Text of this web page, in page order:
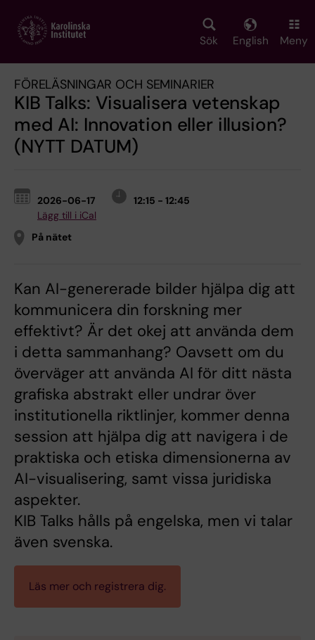
main
Sök English Meny
FÖRELÄSNINGAR OCH SEMINARIER
KIB Talks: Visualisera vetenskap
med AI: Innovation eller illusion?
(NYTT DATUM)
2026-06-17
12:15 - 12:45
Lägg till i iCal
På nätet
Kan AI-genererade bilder hjälpa dig att
kommunicera din forskning mer
effektivt? Är det okej att använda dem
i detta sammanhang? Oavsett om du
överväger att använda AI för ditt nästa
grafiska abstrakt eller undrar över
institutionella riktlinjer, kommer denna
session att hjälpa dig att navigera i de
praktiska och etiska dimensionerna av
AI-visualisering, samt vissa juridiska
aspekter.
KIB Talks hålls på engelska, men vi talar
även svenska.
Läs mer och registrera dig.